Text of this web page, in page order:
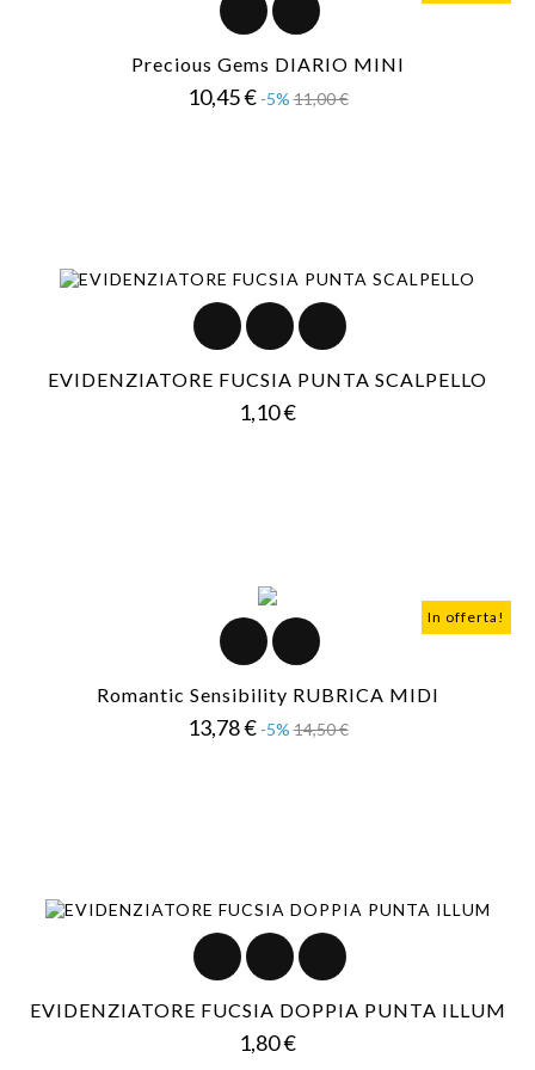
Precious Gems DIARIO MINI
10,45 € Prezzo
-5% 11,00 €Prezzo
EVIDENZIATORE FUCSIA PUNTA SCALPELLO
1,10 €Prezzo
In offerta!
Romantic Sensibility RUBRICA MIDI
13,78 € Prezzo
-5% 14,50 €Prezzo
EVIDENZIATORE FUCSIA DOPPIA PUNTA ILLUM
1,80 €Prezzo